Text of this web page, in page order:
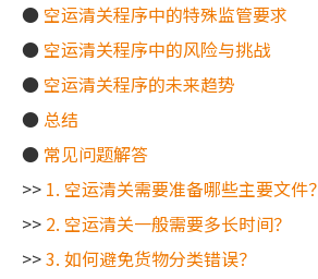
● 空运清关程序中的特殊监管要求
● 空运清关程序中的风险与挑战
● 空运清关程序的未来趋势
● 总结
● 常见问题解答
>> 1. 空运清关需要准备哪些主要文件？
>> 2. 空运清关一般需要多长时间？
>>3. 如何避免货物分类错误？